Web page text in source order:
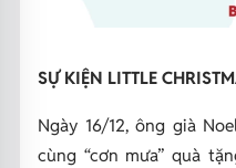
SỰ KIỆN LITTLE
Ngày 16/12, ông già
cùng “cơn mưa” quà